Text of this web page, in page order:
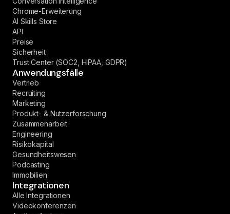
Chrome-Erweiterung
AI Skills Store
API
Preise
Sicherheit
Trust Center (SOC2, HIPAA, GDPR)
Anwendungsfälle
Vertrieb
Recruiting
Marketing
Produkt- & Nutzerforschung
Zusammenarbeit
Engineering
Risikokapital
Gesundheitswesen
Podcasting
Immobilien
Integrationen
Alle Integrationen
Videokonferenzen